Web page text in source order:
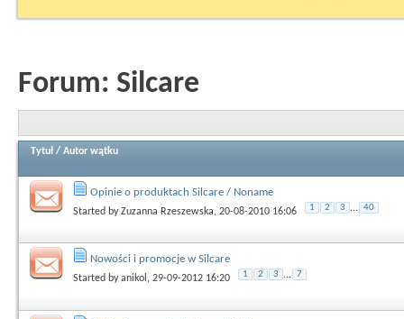
Forum: Silcare
Tytuł / Autor wątku
Opinie o produktach Silcare / Noname
Started byZuzanna Rzeszewska, 20-08-2010 16:06 1 2 3 ... 40
Nowości i promocje w Silcare
Started byanikol , 29-09-2012 16:20 1 2 3 ... 7